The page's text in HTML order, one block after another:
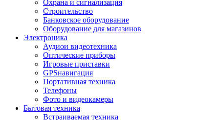
Охрана и сигнализация
Строительство
Банковское оборудование
Оборудование для магазинов
Электроника
Аудиои видеотехника
Оптические приборы
Игровые приставки
GPSнавигация
Портативная техника
Телефоны
Фото и видеокамеры
Бытовая техника
Встраиваемая техника